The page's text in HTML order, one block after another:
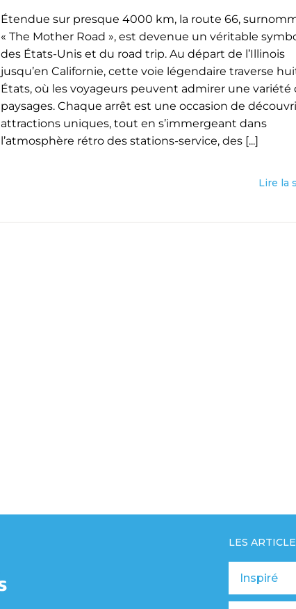
Étendue sur presque 4000 km, la route 66,
« The Mother Road », est devenue un véritable
des États-Unis et du road trip. Au départ de l’Illinois
jusqu’en Californie, cette voie légendaire traverse
États, où les voyageurs peuvent admirer une variété
paysages. Chaque arrêt est une occasion de
attractions uniques, tout en s’immergeant dans
l’atmosphère rétro des stations-service, des [...]
Lire la
LES
Inspiré